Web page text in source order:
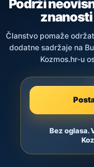
Podrži
Članstvo pomaže
dodatne sadržaje na
Kozmos.hr-u
Bez oglasa.